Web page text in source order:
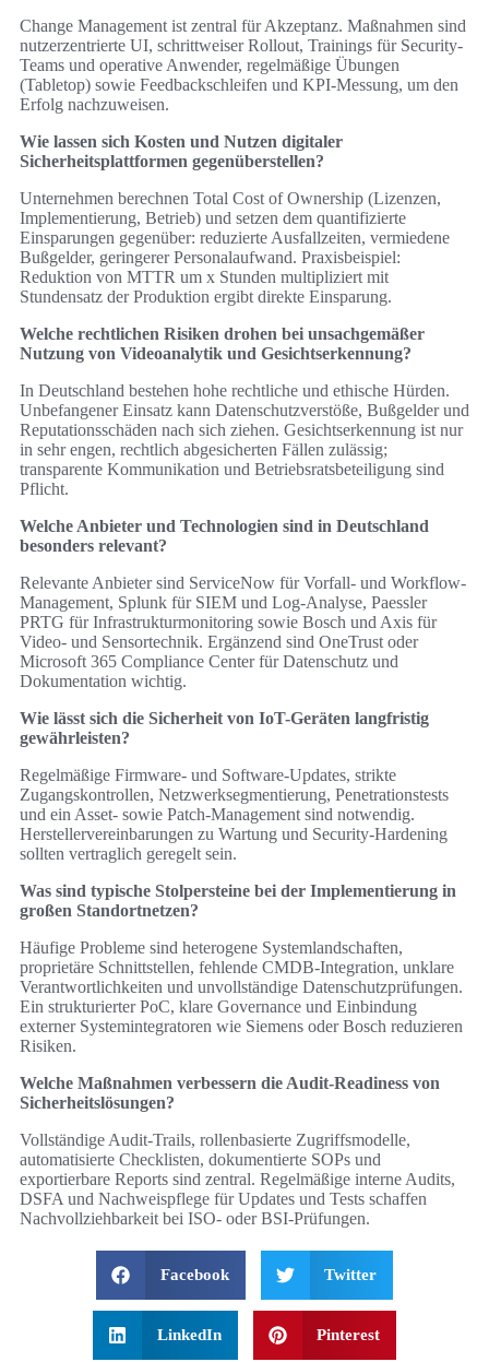
Change Management ist zentral für Akzeptanz. Maßnahmen sind
nutzerzentrierte UI, schrittweiser Rollout, Trainings für Security-
Teams und operative Anwender, regelmäßige Übungen
(Tabletop) sowie Feedbackschleifen und KPI-Messung, um den
Erfolg nachzuweisen.
Wie lassen sich Kosten und Nutzen digitaler
Sicherheitsplattformen gegenüberstellen?
Unternehmen berechnen Total Cost of Ownership (Lizenzen,
Implementierung, Betrieb) und setzen dem quantifizierte
Einsparungen gegenüber: reduzierte Ausfallzeiten, vermiedene
Bußgelder, geringerer Personalaufwand. Praxisbeispiel:
Reduktion von MTTR um x Stunden multipliziert mit
Stundensatz der Produktion ergibt direkte Einsparung.
Welche rechtlichen Risiken drohen bei unsachgemäßer
Nutzung von Videoanalytik und Gesichtserkennung?
In Deutschland bestehen hohe rechtliche und ethische Hürden.
Unbefangener Einsatz kann Datenschutzverstöße, Bußgelder und
Reputationsschäden nach sich ziehen. Gesichtserkennung ist nur
in sehr engen, rechtlich abgesicherten Fällen zulässig;
transparente Kommunikation und Betriebsratsbeteiligung sind
Pflicht.
Welche Anbieter und Technologien sind in Deutschland
besonders relevant?
Relevante Anbieter sind ServiceNow für Vorfall- und Workflow-
Management, Splunk für SIEM und Log-Analyse, Paessler
PRTG für Infrastrukturmonitoring sowie Bosch und Axis für
Video- und Sensortechnik. Ergänzend sind OneTrust oder
Microsoft 365 Compliance Center für Datenschutz und
Dokumentation wichtig.
Wie lässt sich die Sicherheit von IoT-Geräten langfristig
gewährleisten?
Regelmäßige Firmware- und Software-Updates, strikte
Zugangskontrollen, Netzwerksegmentierung, Penetrationstests
und ein Asset- sowie Patch-Management sind notwendig.
Herstellervereinbarungen zu Wartung und Security-Hardening
sollten vertraglich geregelt sein.
Was sind typische Stolpersteine bei der Implementierung in
großen Standortnetzen?
Häufige Probleme sind heterogene Systemlandschaften,
proprietäre Schnittstellen, fehlende CMDB-Integration, unklare
Verantwortlichkeiten und unvollständige Datenschutzprüfungen.
Ein strukturierter PoC, klare Governance und Einbindung
externer Systemintegratoren wie Siemens oder Bosch reduzieren
Risiken.
Welche Maßnahmen verbessern die Audit-Readiness von
Sicherheitslösungen?
Vollständige Audit-Trails, rollenbasierte Zugriffsmodelle,
automatisierte Checklisten, dokumentierte SOPs und
exportierbare Reports sind zentral. Regelmäßige interne Audits,
DSFA und Nachweispflege für Updates und Tests schaffen
Nachvollziehbarkeit bei ISO- oder BSI-Prüfungen.
Facebook Twitter
LinkedIn Pinterest